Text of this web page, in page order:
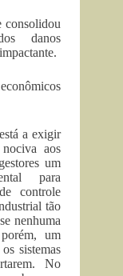
consolidou
danos
a exigir
aos
um
para
controle
tão
nenhuma
um
sistemas
No